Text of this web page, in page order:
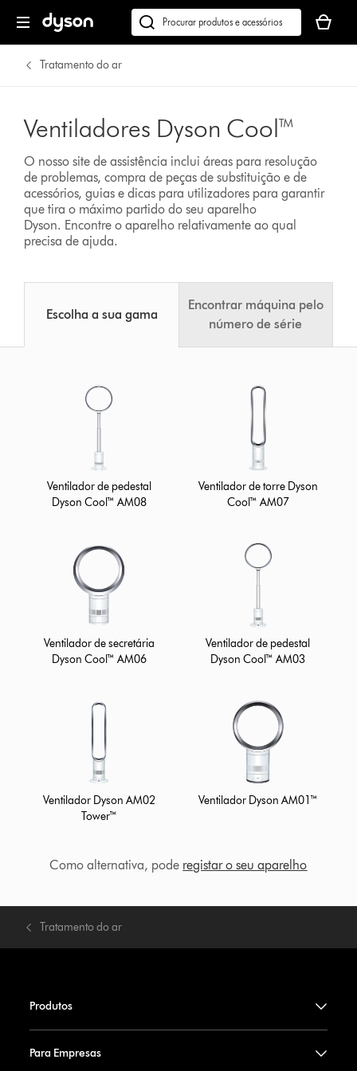
Pesquisar
em
seu
cesto
Tratamento do ar
Ventiladores Dyson Cool™
O nosso site de assistência inclui áreas para resolução
de problemas, compra de peças de substituição e de
acessórios, guias e dicas para utilizadores para garantir
que tira o máximo partido do seu aparelho
Dyson. Encontre o aparelho relativamente ao qual
precisa de ajuda.
Escolha a sua gama
Encontrar máquina pelo
número de série
Ventilador de pedestal
Dyson Cool™ AM08
Ventilador de torre Dyson
Cool™ AM07
Ventilador de secretária
Dyson Cool™ AM06
Ventilador de pedestal
Dyson Cool™ AM03
Ventilador Dyson AM02
Tower™
Ventilador Dyson AM01™
Como alternativa, pode registar o seu aparelho
Tratamento do ar
Produtos
Para Empresas